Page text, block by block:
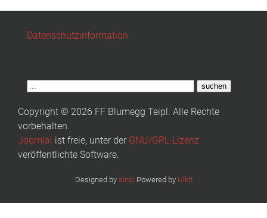
Datenschutzinformation
suchen
Copyright © 2026 FF Blumegg Teipl. Alle Rechte
vorbehalten.
Joomla! ist freie, unter der GNU/GPL-Lizenz
veröffentlichte Software.
Designed by sinci Powered by Ulkit